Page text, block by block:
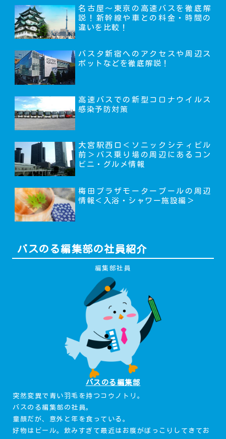
名古屋～東京の高速バスを徹底解
説！新幹線や車との料金・時間の
違いを比較！
バスタ新宿へのアクセスや周辺ス
ポットなどを徹底解説！
高速バスでの新型コロナウイルス
感染予防対策
大宮駅西口＜ソニックシティビル
前＞バス乗り場の周辺にあるコン
ビニ・グルメ情報
梅田プラザモータープールの周辺
情報＜入浴・シャワー施設編＞
バスのる編集部の社員紹介
編集部社員
バスのる編集部
突然変異で青い羽毛を持つコウノトリ。
バスのる編集部の社員。
童顔だが、意外と年を食っている。
好物はビール。飲みすぎて最近はお腹がぽっこりしてきてお